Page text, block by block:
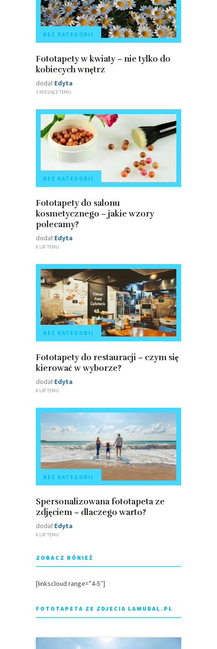
BEZ KATEGORII
Fototapety w kwiaty – nie tylko do
kobiecych wnętrz
dodał Edyta
3 MIESIĄCE TEMU
BEZ KATEGORII
Fototapety do salonu
kosmetycznego – jakie wzory
polecamy?
dodał Edyta
8 LAT TEMU
BEZ KATEGORII
Fototapety do restauracji – czym się
kierować w wyborze?
dodał Edyta
8 LAT TEMU
BEZ KATEGORII
Spersonalizowana fototapeta ze
zdjęciem – dlaczego warto?
dodał Edyta
8 LAT TEMU
ZOBACZ RÓNIEŻ
[linkscloud range=”4-5″]
FOTOTAPETA ZE ZDJECIA LAMURAL.PL